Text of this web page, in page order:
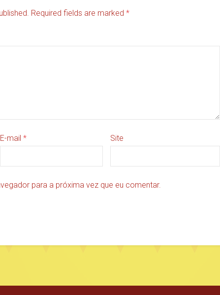
Required fields are marked *
E-mail* Site
para a próxima vez que eu comentar.